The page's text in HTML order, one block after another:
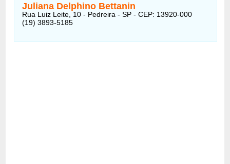
Juliana Delphino Bettanin
Rua Luiz Leite, 10 - Pedreira - SP - CEP: 13920-000
(19) 3893-5185